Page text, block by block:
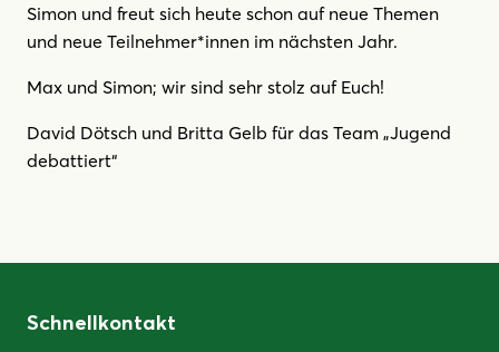
Simon und freut sich heute schon auf neue Themen
und neue Teilnehmer*innen im nächsten Jahr.
Max und Simon; wir sind sehr stolz auf Euch!
David Dötsch und Britta Gelb für das Team „Jugend
debattiert“
Schnellkontakt